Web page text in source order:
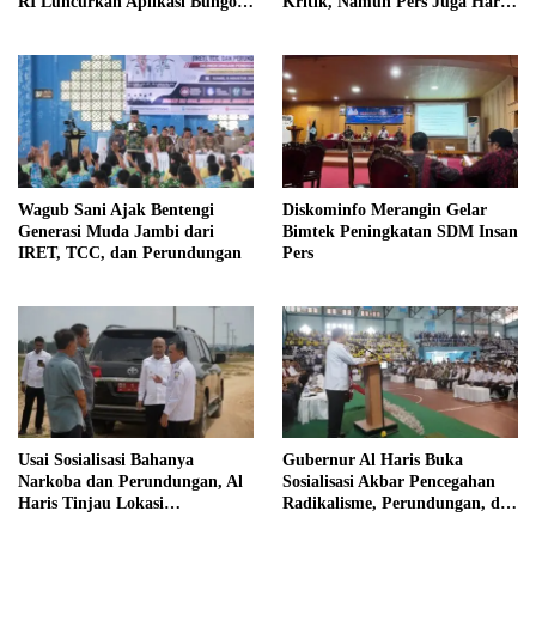
Wagub Sani Ajak Bentengi
Generasi Muda Jambi dari
IRET, TCC, dan Perundungan
Diskominfo Merangin Gelar
Bimtek Peningkatan SDM Insan
Pers
Usai Sosialisasi Bahanya
Narkoba dan Perundungan, Al
Haris Tinjau Lokasi
Gubernur Al Haris Buka
Sosialisasi Akbar Pencegahan
Radikalisme, Perundungan, dan